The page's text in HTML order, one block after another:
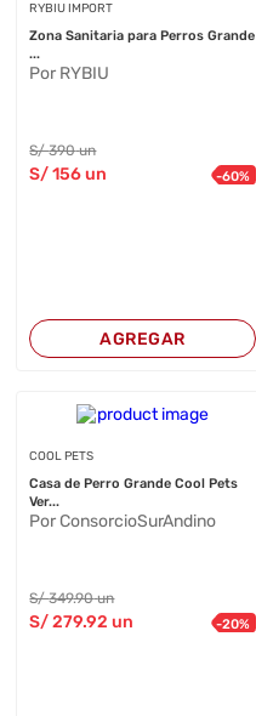
RYBIU IMPORT
Zona Sanitaria para Perros Grande
...
Por RYBIU
S/390 un
S/156 un -60%
AGREGAR
COOL PETS
Casa de Perro Grande Cool Pets
Ver...
Por ConsorcioSurAndino
S/349.90 un
S/279.92 un -20%